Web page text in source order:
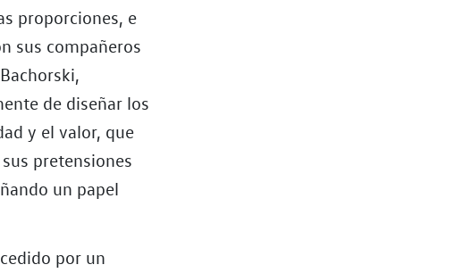
proporciones, e
sus compañeros
de diseñar los
y el valor, que
pretensiones
un papel
por un